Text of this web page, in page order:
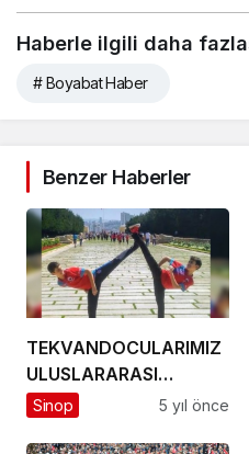
Haberle ilgili daha
# Boyabat Haber
Benzer Haberler
TEKVANDOCULARIMIZ
ULUSLARARASI
ARENADA
Sinop 5 yıl önce